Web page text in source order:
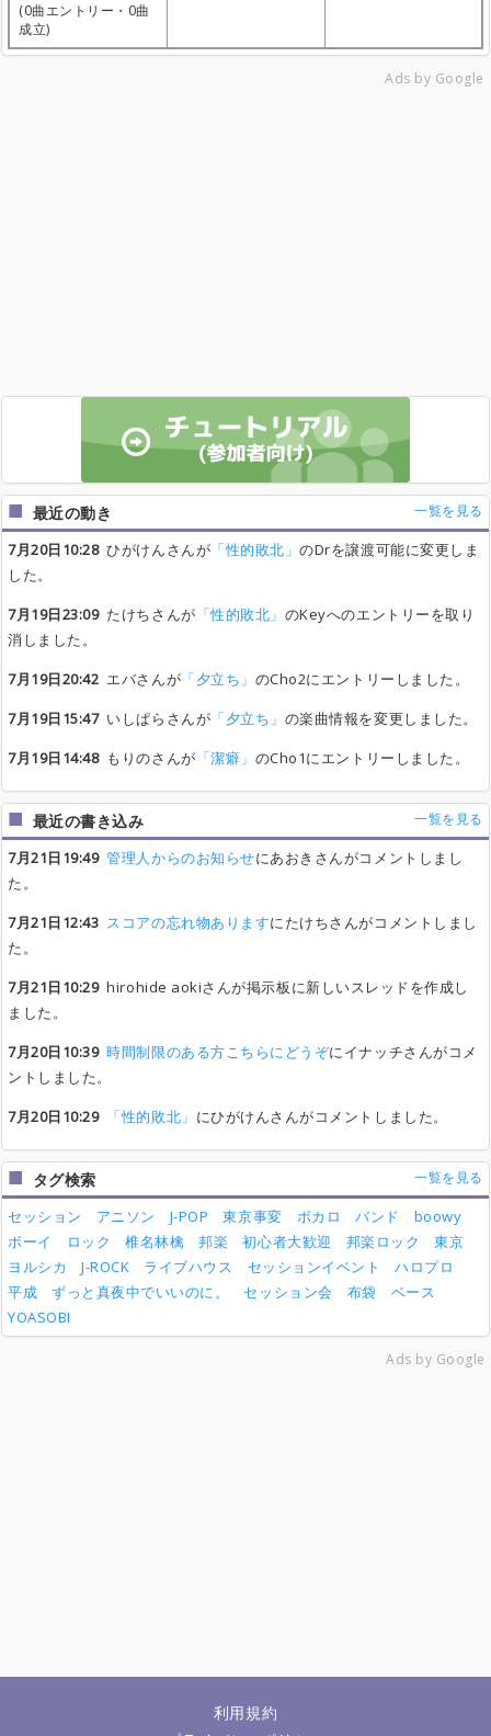
(0曲エントリー・0曲
成立)
Ads by Google
最近の動き 一覧を見る
7月20日10:28ひがけんさんが 「性的敗北」のDrを譲渡可能に変更しま
した。
7月19日23:09たけちさんが 「性的敗北」 のKeyへのエントリーを取り
消しました。
7月19日20:42 エバさんが 「夕立ち」 のCho2にエントリーしました。
7月19日15:47いしぱらさんが 「夕立ち」 の楽曲情報を変更しました。
7月19日14:48もりのさんが 「潔癖」 のCho1にエントリーしました。
最近の書き込み 一覧を見る
7月21日19:49 管理人からのお知らせにあおきさんがコメントしまし
た。
7月21日12:43 スコアの忘れ物ありますにたけちさんがコメントしまし
た。
7月21日10:29hirohide aokiさんが掲示板に新しいスレッドを作成し
ました。
7月20日10:39 時間制限のある方こちらにどうぞにイナッチさんがコメ
ントしました。
7月20日10:29
「性的敗北」 にひがけんさんがコメントしました。
タグ検索 一覧を見る
セッション アニソン J-POP 東京事変 ボカロ バンド
boowy
ボーイ
ロック 椎名林檎 邦楽 初心者大歓迎 邦楽ロック
東京
ヨルシカ
J-ROCK ライブハウス セッションイベント
ハロプロ
平成
ずっと真夜中でいいのに。 セッション会 布袋
ベース
YOASOBI
Ads by Google
利用規約